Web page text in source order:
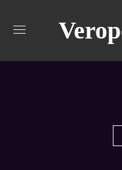
Turn off snow